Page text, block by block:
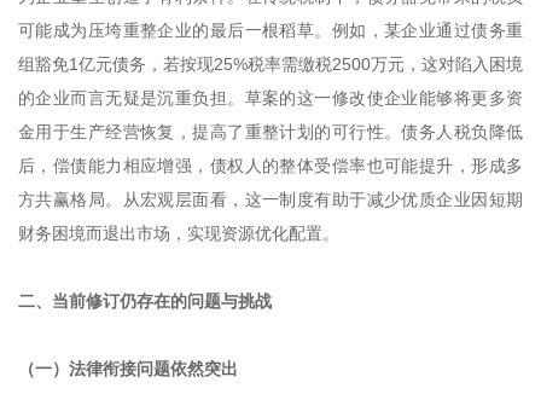
可能成为压垮重整企业的最后一根稻草。例如，某企业通过债务重
组豁免1亿元债务，若按现25%税率需缴税2500万元，这对陷入困境
的企业而言无疑是沉重负担。草案的这一修改使企业能够将更多资
金用于生产经营恢复，提高了重整计划的可行性。债务人税负降低
后，偿债能力相应增强，债权人的整体受偿率也可能提升，形成多
方共赢格局。从宏观层面看，这一制度有助于减少优质企业因短期
财务困境而退出市场，实现资源优化配置。
二、当前修订仍存在的问题与挑战
（一）法律衔接问题依然突出